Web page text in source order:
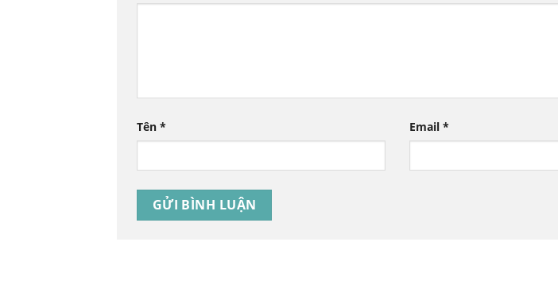
Tên * Email*